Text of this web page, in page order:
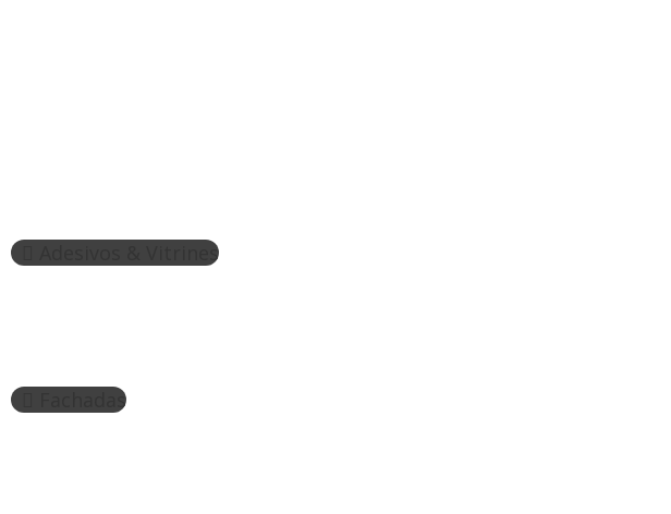
Adesivos & Vitrines
Fachadas